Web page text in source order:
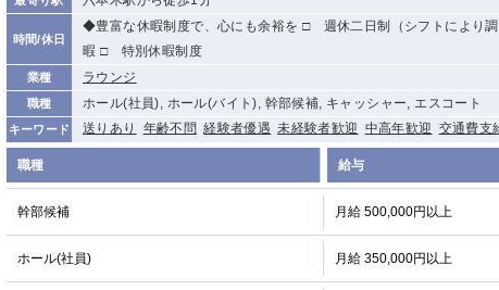
時間/休日
◆豊富な休暇制度で、心にも余裕を □ 週休二日制（シフトによ
暇 □ 特別休暇制度
業種 ラウンジ
職種 ホール(社員), ホール(バイト), 幹部候補, キャッシャー, エスコート
キーワード 送りあり 年齢不問 経験者優遇 未経験者歓迎 中高年歓迎 交通費支
職種 給与
幹部候補 月給 500,000円以上
ホール(社員) 月給 350,000円以上
①東武練馬 ②
成増・板橋 ③
大山 ②池袋
池袋東口
下赤塚
浅草 新小岩
幡ヶ谷
小岩
湯島 久米川
市川
関内
溝の口
新横浜
藤沢 平塚
武蔵小杉
小田原
関内・馬車道・
日ノ出町
武蔵新城